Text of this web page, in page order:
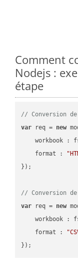
Comment
Nodejs :
étape
// Conversion de
var req = new
workbook :
format :
});
// Conversion de
var req = new
workbook :
format :